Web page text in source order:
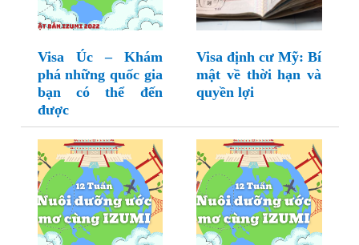
Visa Úc – Khám
phá những quốc gia
bạn có thể đến
được
Visa định cư Mỹ: Bí
mật về thời hạn và
quyền lợi